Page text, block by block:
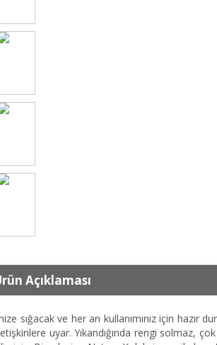
Açıklaması
sığacak ve her an kullanımınız için
uyar. Yıkandığında rengi solmaz,